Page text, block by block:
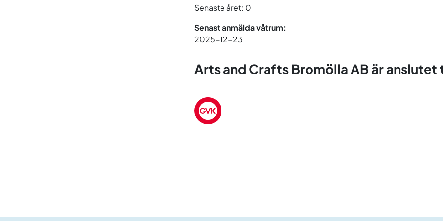
Senaste året: 0
Senast anmälda våtrum:
2025-12-23
Arts and Crafts Bromölla AB är anslutet